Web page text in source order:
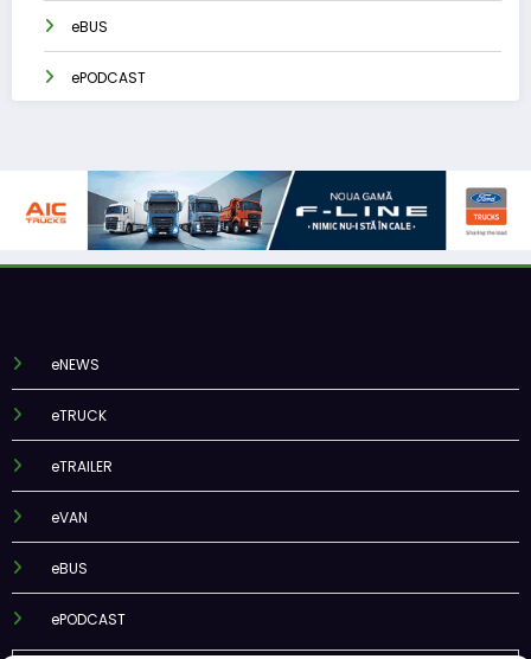
eBUS
ePODCAST
eNEWS
eTRUCK
eTRAILER
eVAN
eBUS
ePODCAST